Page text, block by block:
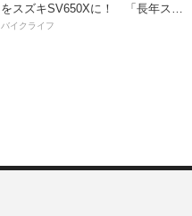
をスズキSV650Xに！ 「長年スト
レスだったシフトの固さがコレの
バイクライフ